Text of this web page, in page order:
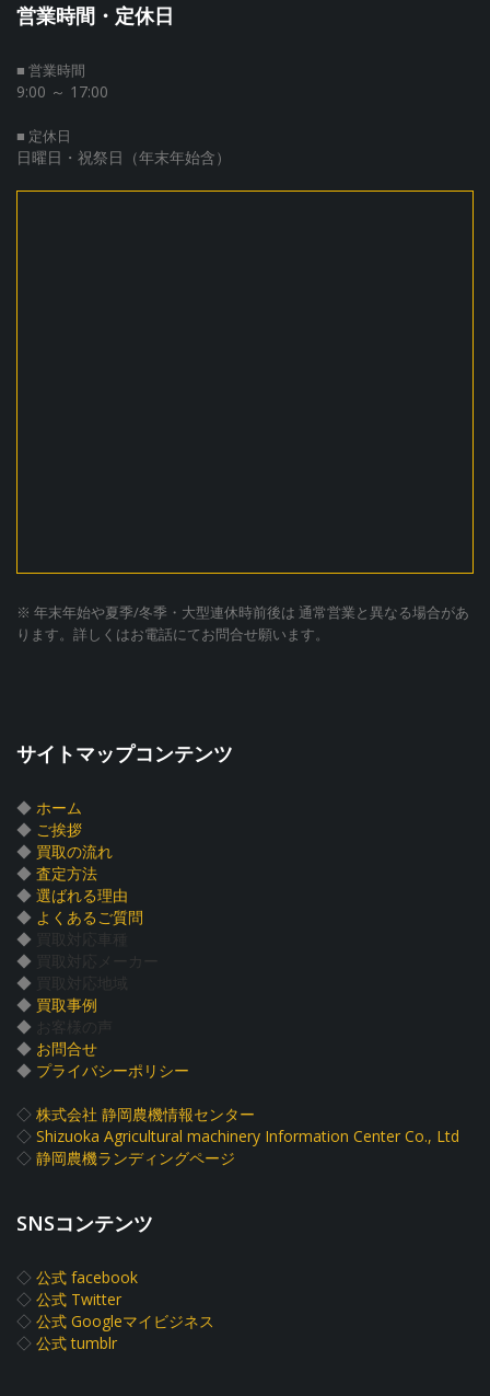
営業時間・定休日
■ 営業時間
9:00 ～ 17:00
■ 定休日
日曜日・祝祭日（年末年始含）
※ 年末年始や夏季/冬季・大型連休時前後は 通常営業と異なる場合があ
ります。詳しくはお電話にてお問合せ願います。
サイトマップコンテンツ
◆ ホーム
◆ ご挨拶
◆ 買取の流れ
◆ 査定方法
◆ 選ばれる理由
◆ よくあるご質問
◆
買取対応車種
◆
買取対応メーカー
◆
買取対応地域
◆ 買取事例
◆ お客様の声
◆ お問合せ
◆ プライバシーポリシー
◇ 株式会社 静岡農機情報センター
◇ Shizuoka Agricultural machinery Information Center Co., Ltd
◇ 静岡農機ランディングページ
SNSコンテンツ
◇ 公式 facebook
◇ 公式 Twitter
◇ 公式 Googleマイビジネス
◇ 公式 tumblr